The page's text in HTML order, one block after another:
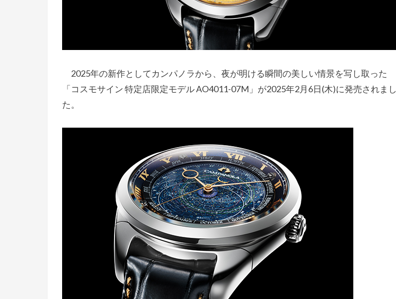
2025年の新作としてカンパノラから、夜が明ける瞬間の美しい情景を写し取った
「コスモサイン 特定店限定モデル AO4011-07M」が2025年2月6日(木)に発売されまし
た。